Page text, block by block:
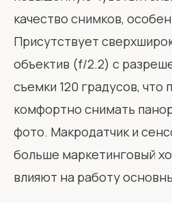
качество снимков,
Присутствует
объектив (f/2.2) с
съемки 120 градусов, что
комфортно снимать
фото. Макродатчик и
больше маркетинговый
влияют на работу